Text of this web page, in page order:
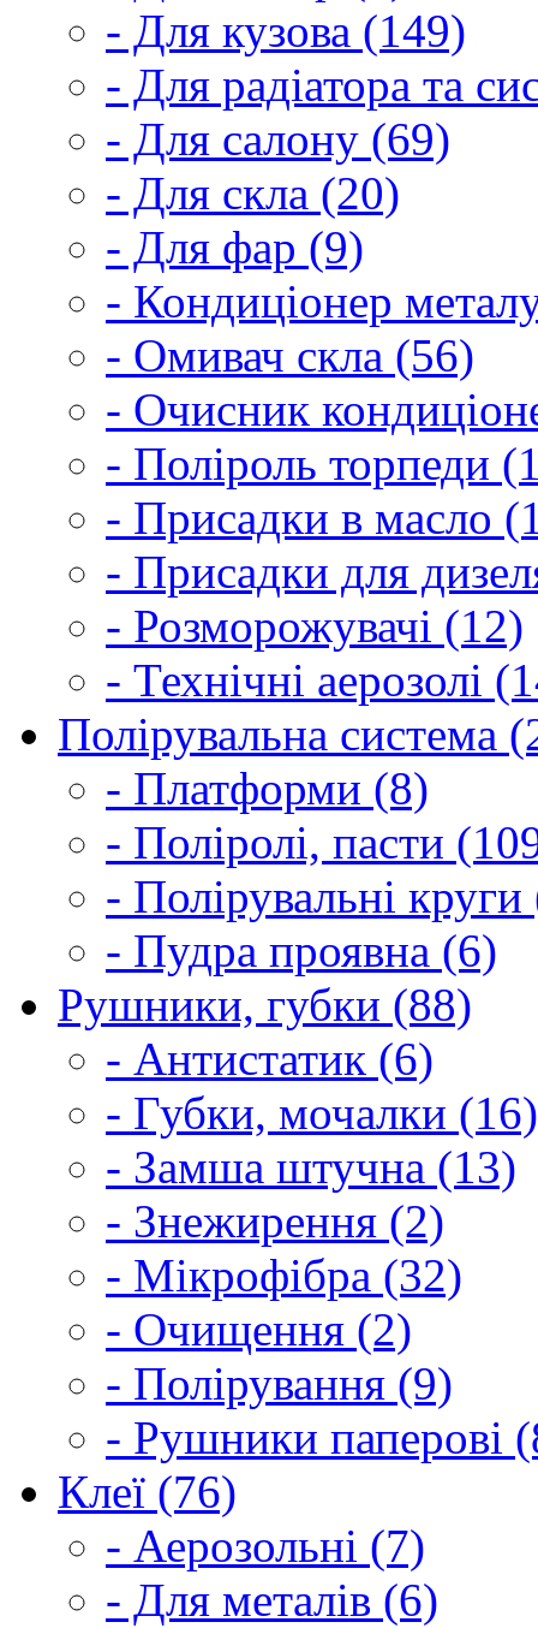
- Для кузова (149)
- Для радіатора та
- Для салону (69)
- Для скла (20)
- Для фар (9)
- Кондиціонер
- Омивач скла (56)
- Очисник
- Поліроль торпеди
- Присадки в масло
- Присадки для
- Розморожувачі (12)
- Технічні аерозолі
Полірувальна система
- Платформи (8)
- Поліролі, пасти
- Полірувальні
- Пудра проявна (6)
Рушники, губки (88)
- Антистатик (6)
- Губки, мочалки (16)
- Замша штучна (13)
- Знежирення (2)
- Мікрофібра (32)
- Очищення (2)
- Полірування (9)
- Рушники паперові
Клеї (76)
- Аерозольні (7)
- Для металів (6)